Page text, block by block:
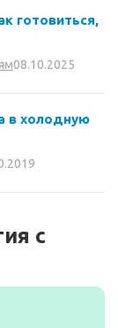
готовиться,
08.10.2025
в холодную
с